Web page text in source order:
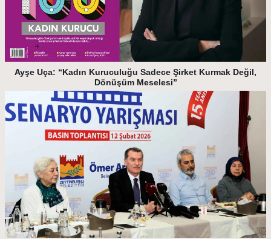
Ayşe Uça: “Kadın Kuruculuğu Sadece Şirket Kurmak Değil,
Dönüşüm Meselesi”